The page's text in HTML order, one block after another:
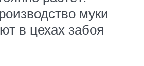
муки
в цехах забоя